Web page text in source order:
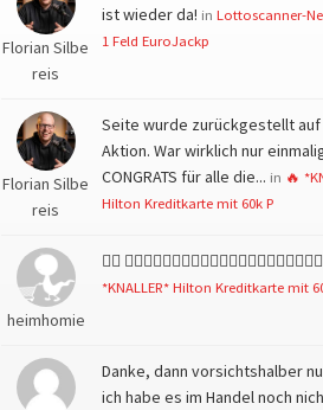
Florian Silbe
reis
ist wieder da! in Lottoscanner-
1 Feld EuroJackp
Florian Silbe
reis
Seite wurde zurückgestellt auf
Aktion. War wirklich nur
CONGRATS für alle die... in 🔥
Hilton Kreditkarte mit 60k P
heimhomie
👍🏻
*KNALLER* Hilton Kreditkarte mit
Danke, dann vorsichtshalber
ich habe es im Handel noch